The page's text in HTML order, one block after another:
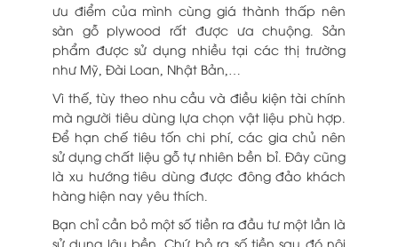
ưu điểm của mình cùng giá thành thấp nên
sàn gỗ plywood rất được ưa chuộng. Sản
phẩm được sử dụng nhiều tại các thị trường
như Mỹ, Đài Loan, Nhật Bản,…
Vì thế, tùy theo nhu cầu và điều kiện tài chính
mà người tiêu dùng lựa chọn vật liệu phù hợp.
Để hạn chế tiêu tốn chi phí, các gia chủ nên
sử dụng chất liệu gỗ tự nhiên bền bỉ. Đây cũng
là xu hướng tiêu dùng được đông đảo khách
hàng hiện nay yêu thích.
Bạn chỉ cần bỏ một số tiền ra đầu tư một lần là
sử dụng lâu bền. Chứ bỏ ra số tiền sau đó nội